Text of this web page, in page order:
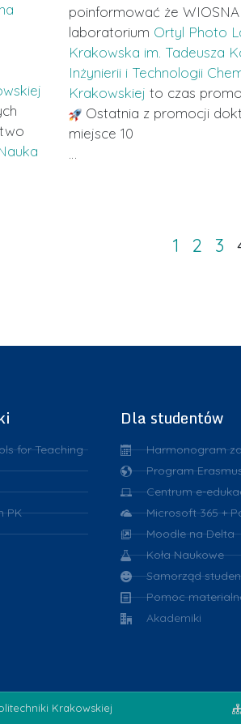
poinformować że
laboratorium Ortyl Photo
Krakowska im. Tadeusza
Inżynierii i Technologii
Krakowskiej to czas
Ostatnia z promocji
miejsce 10
…
1 2 3
for Teaching
PK
Dla studentów
Harmonogram
Program
Centrum e-
Microsoft 365 +
Moodle na Delta
Koła Naukowe
Samorząd
Pomoc
Akademiki
Krakowskiej